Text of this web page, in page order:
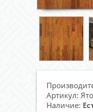
Артикул:
Наличие: